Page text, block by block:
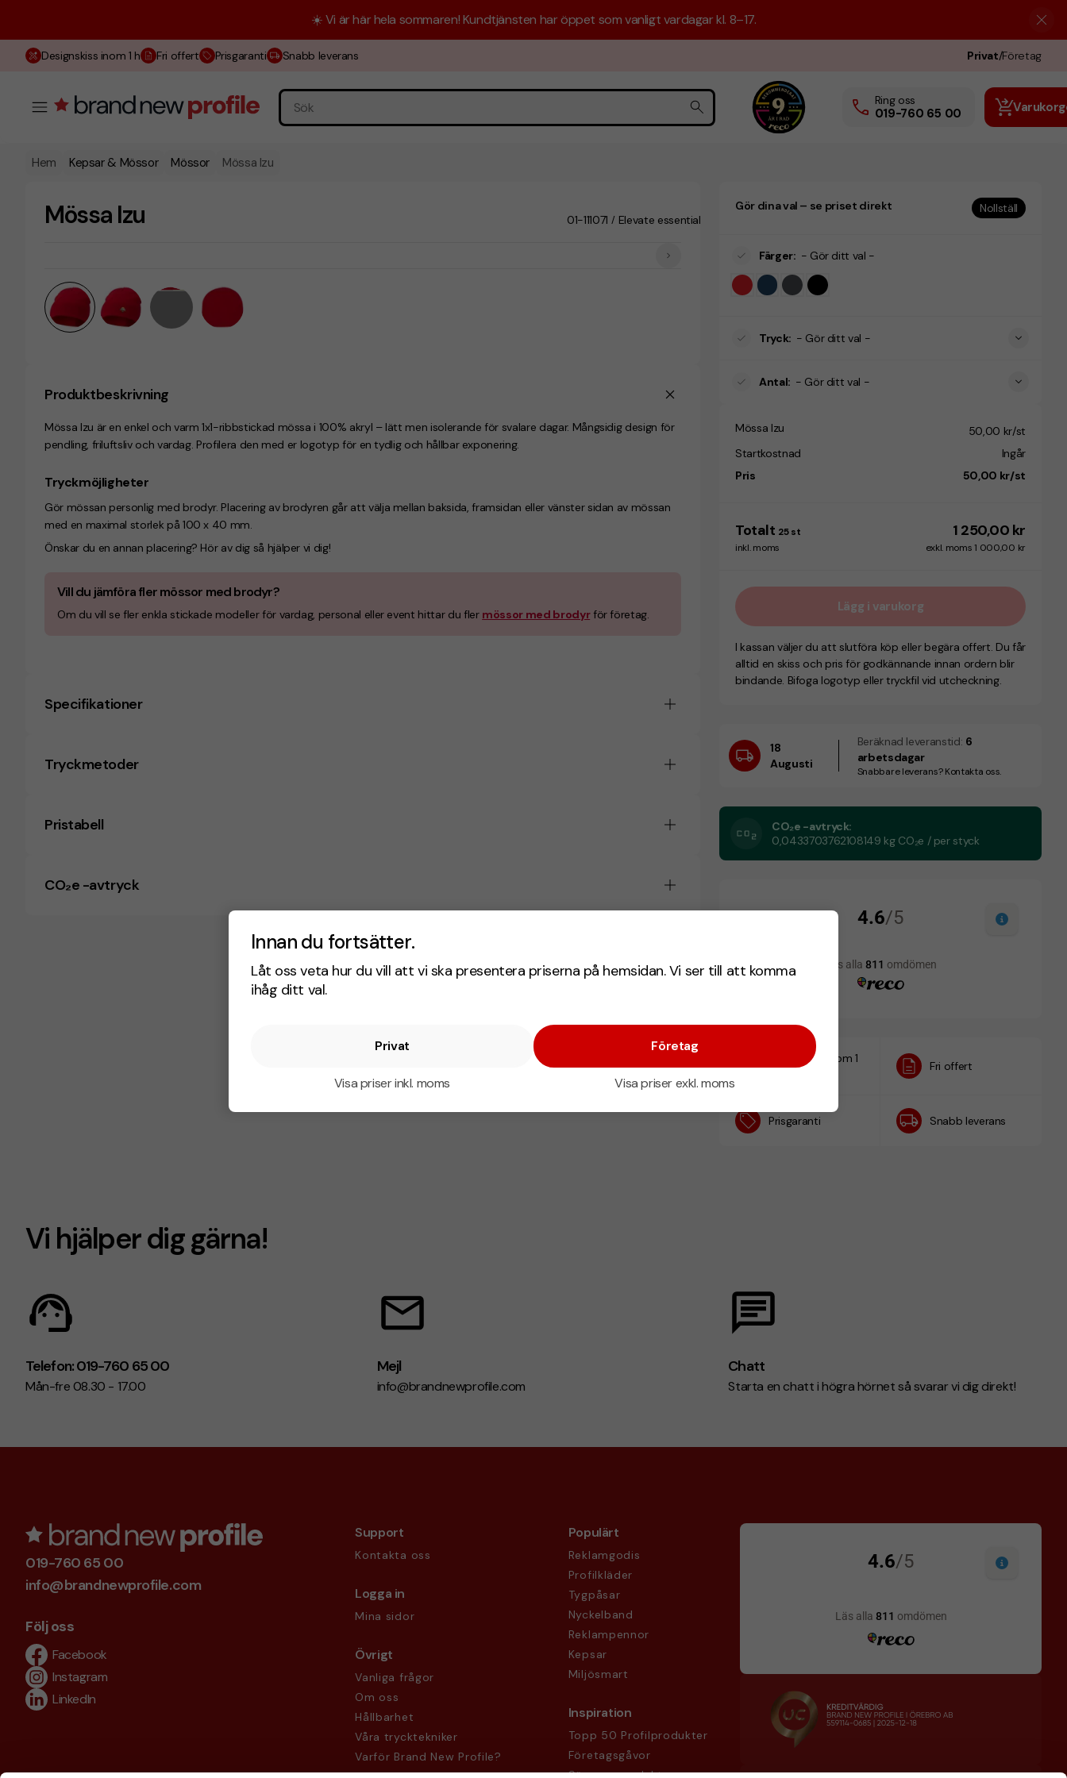
Innan du fortsätter.
Låt oss veta hur du vill att vi ska presentera priserna på hemsidan. Vi ser till att komma
ihåg ditt val.
Privat
Visa priser inkl. moms
Företag
Visa priser exkl. moms
☀️ Vi är här hela sommaren! Kundtjänsten har öppet som vanligt vardagar kl. 8–17.
Designskiss inom 1 h Fri offert Prisgaranti Snabb leverans Privat/Företag
Ring oss
019-760 65 00
Hem Kepsar & Mössor Mössor Mössa Izu
Mössa Izu 01-111071 / Elevate essentials
Produktbeskrivning
Mössa Izu är en enkel och varm 1x1-ribbstickad mössa i 100% akryl – lätt men isolerande för svalare dagar. Mångsidig design för
pendling, friluftsliv och vardag. Profilera den med er logotyp för en tydlig och hållbar exponering.
Tryckmöjligheter
Gör mössan personlig med brodyr. Placering av brodyren går att välja mellan baksida, framsidan eller vänster sidan av mössan
med en maximal storlek på 100 x 40 mm.
Önskar du en annan placering? Hör av dig så hjälper vi dig!
Vill du jämföra fler mössor med brodyr?
Om du vill se fler enkla stickade modeller för vardag, personal eller event hittar du fler mössor med brodyrför företag.
Specifikationer
Tryckmetoder
Pristabell
CO₂e -avtryck
Gör dina val – se priset direkt Nollställ
Färger: - Gör ditt val -
Tryck: - Gör ditt val -
Antal: - Gör ditt val -
Mössa Izu
50,00 kr/st
Startkostnad
Ingår
Pris
50,00 kr/st
Totalt 25 st 1 250,00 kr
inkl. moms exkl. moms 1 000,00 kr
Lägg i varukorg
I kassan väljer du att slutföra köp eller begära offert. Du får
alltid en skiss och pris för godkännande innan ordern blir
bindande. Bifoga logotyp eller tryckfil vid utcheckning.
18
Augusti
Beräknad leveranstid: 6
arbetsdagar
Snabbare leverans? Kontakta oss.
CO₂e -avtryck:
0,0433703762108149 kg CO₂e / per styck
Designskiss inom 1
Fri offert
Prisgaranti Snabb leverans
Vi hjälper dig gärna!
Telefon: 019-760 65 00
Mån-fre 08.30 - 17.00
Mejl
info@brandnewprofile.com
Chatt
Starta en chatt i högra hörnet så svarar vi dig direkt!
019-760 65 00
info@brandnewprofile.com
Följ oss
Facebook
Instagram
LinkedIn
Support
Kontakta oss
Logga in
Mina sidor
Övrigt
Vanliga frågor
Om oss
Hållbarhet
Våra trycktekniker
Varför Brand New Profile?
Populärt
Reklamgodis
Profilkläder
Tygpåsar
Nyckelband
Reklampennor
Kepsar
Miljösmart
Inspiration
Topp 50 Profilprodukter
Företagsgåvor
Säsongsprodukter